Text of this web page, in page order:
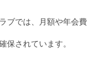
ブでは、月額や年会費
保されています。